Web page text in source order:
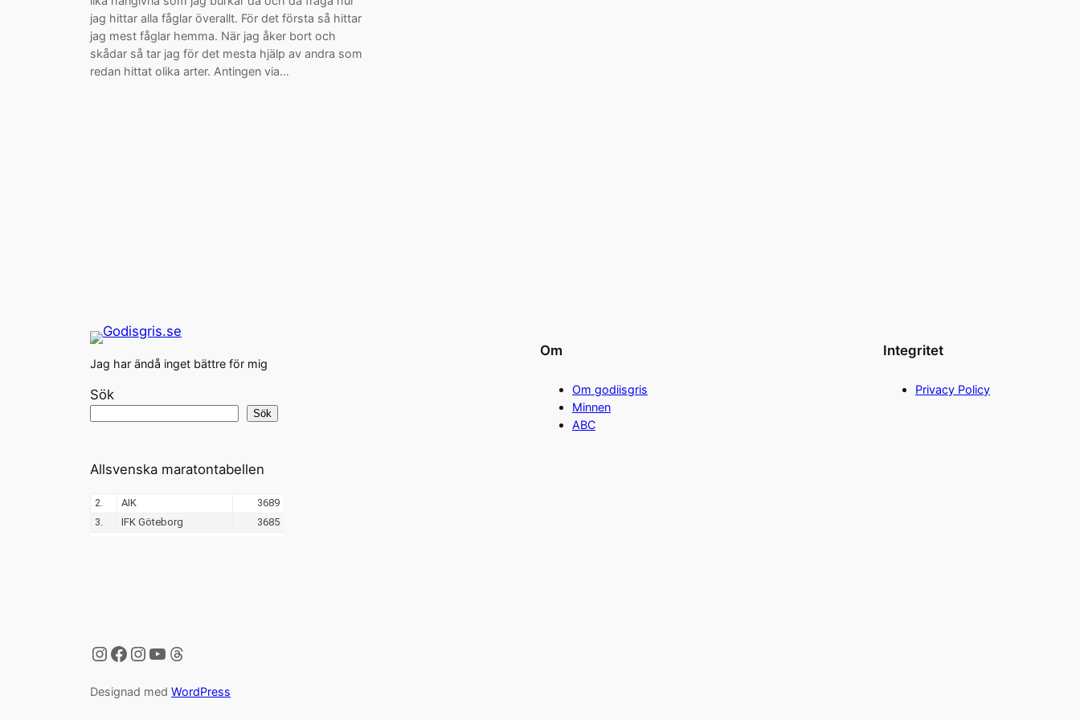
jag hittar alla fåglar överallt. För det första så hittar
jag mest fåglar hemma. När jag åker bort och
skådar så tar jag för det mesta hjälp av andra som
redan hittat olika arter. Antingen via…
Jag har ändå inget bättre för mig
Sök
Sök
Om
Om godiisgris
Minnen
ABC
Integritet
Privacy Policy
Allsvenska maratontabellen
Instagram
Facebook
Instagram
YouTube
Threads
Designad med WordPress